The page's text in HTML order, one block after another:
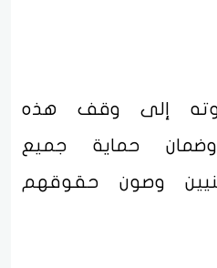
إلى وقف هذه
وضمان حماية جميع
وصون حقوقهم